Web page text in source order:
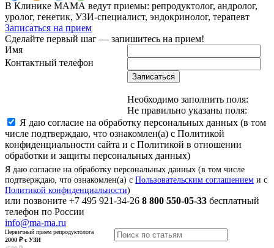
В Клинике МАМА ведут приемы: репродуктолог, андролог,
уролог, генетик, УЗИ-специалист, эндокринолог, терапевт
Записаться на прием
Сделайте первый шаг — запишитесь на прием!
Имя
Контактный телефон
Записаться
Необходимо заполнить поля:
Не правильно указаны поля:
Я даю согласие на обработку персональных данных (в том
числе подтверждаю, что ознакомлен(а) с Политикой
конфиденциальности сайта и с Политикой в отношении
обработки и защиты персональных данных)
Я даю согласие на обработку персональных данных (в том числе
подтверждаю, что ознакомлен(а) с Пользовательским соглашением и с
Политикой конфиденциальности)
или позвоните +7 495 921-34-26 8 800 550-05-33 бесплатный
телефон по России
info@ma-ma.ru
Первичный прием репродуктолога
2000 ₽ с УЗИ